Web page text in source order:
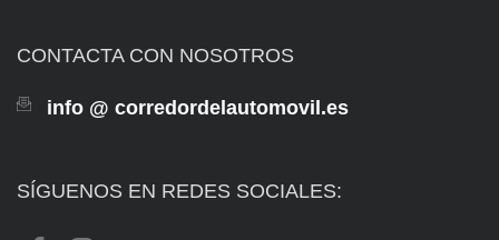
CONTACTA CON NOSOTROS
info @ corredordelautomovil.es
SÍGUENOS EN REDES SOCIALES: